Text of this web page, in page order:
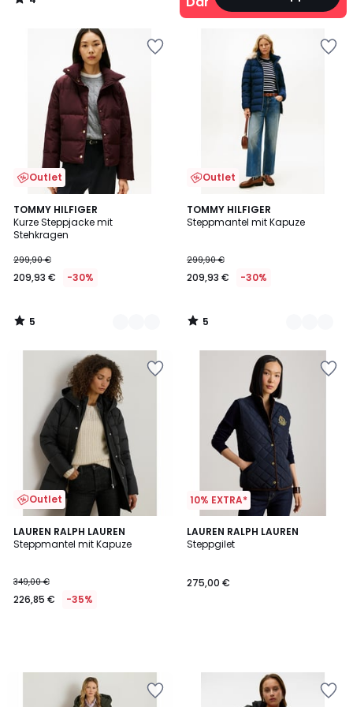
/
Outlet
TOMMY HILFIGER
Kurze Steppjacke mit
Stehkragen
299,90 €
209,93 € -30%
5
/
5
2
Farben
5
/
Outlet
TOMMY HILFIGER
Steppmantel mit Kapuze
299,90 €
209,93 € -30%
5
/
2
Farben
5
/
Outlet
LAUREN RALPH LAUREN
Steppmantel mit Kapuze
349,00 €
226,85 € -35%
10% EXTRA*
LAUREN RALPH LAUREN
Steppgilet
275,00 €